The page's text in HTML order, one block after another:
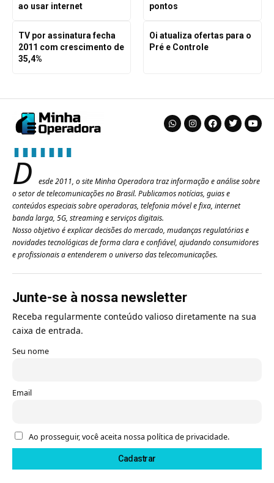
ao usar internet
pontos
TV por assinatura fecha
2011 com crescimento de
35,4%
Oi atualiza ofertas para o
Pré e Controle
D
esde 2011, o site Minha Operadora traz informação e análise sobre
o setor de telecomunicações no Brasil. Publicamos notícias, guias e
conteúdos especiais sobre operadoras, telefonia móvel e fixa, internet
banda larga, 5G, streaming e serviços digitais.
Nosso objetivo é explicar decisões do mercado, mudanças regulatórias e
novidades tecnológicas de forma clara e confiável, ajudando consumidores
e profissionais a entenderem o universo das telecomunicações.
Junte-se à nossa newsletter
Receba regularmente conteúdo valioso diretamente na sua
caixa de entrada.
Seu nome
Email
Ao prosseguir, você aceita nossa política de privacidade.